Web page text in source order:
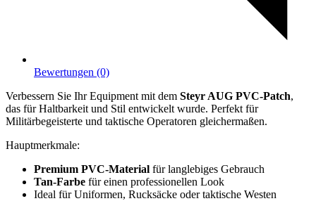
Bewertungen (0)
Verbessern Sie Ihr Equipment mit dem Steyr AUG PVC-Patch,
das für Haltbarkeit und Stil entwickelt wurde. Perfekt für
Militärbegeisterte und taktische Operatoren gleichermaßen.
Hauptmerkmale:
Premium PVC-Material für langlebiges Gebrauch
Tan-Farbe für einen professionellen Look
Ideal für Uniformen, Rucksäcke oder taktische Westen